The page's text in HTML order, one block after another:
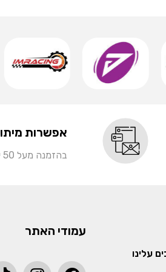
אפשרות
בהזמנה מעל 50 יח' לפריט
עלינו
עמודי האתר